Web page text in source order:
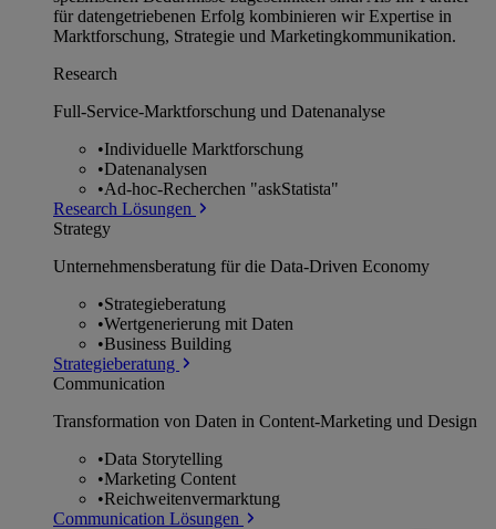
für datengetriebenen Erfolg kombinieren wir Expertise in
Marktforschung, Strategie und Marketingkommunikation.
Research
Full-Service-Marktforschung und Datenanalyse
•Individuelle Marktforschung
•Datenanalysen
•Ad-hoc-Recherchen "askStatista"
Research Lösungen
Strategy
Unternehmens­beratung für die Data-Driven Economy
•Strategieberatung
•Wertgenerierung mit Daten
•Business Building
Strategieberatung
Communication
Transformation von Daten in Content-Marketing und Design
•Data Storytelling
•Marketing Content
•Reichweitenvermarktung
Communication Lösungen